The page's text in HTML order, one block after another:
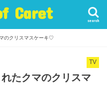
Caret search
のクリスマスケーキ♡
TV
たクマのクリスマ